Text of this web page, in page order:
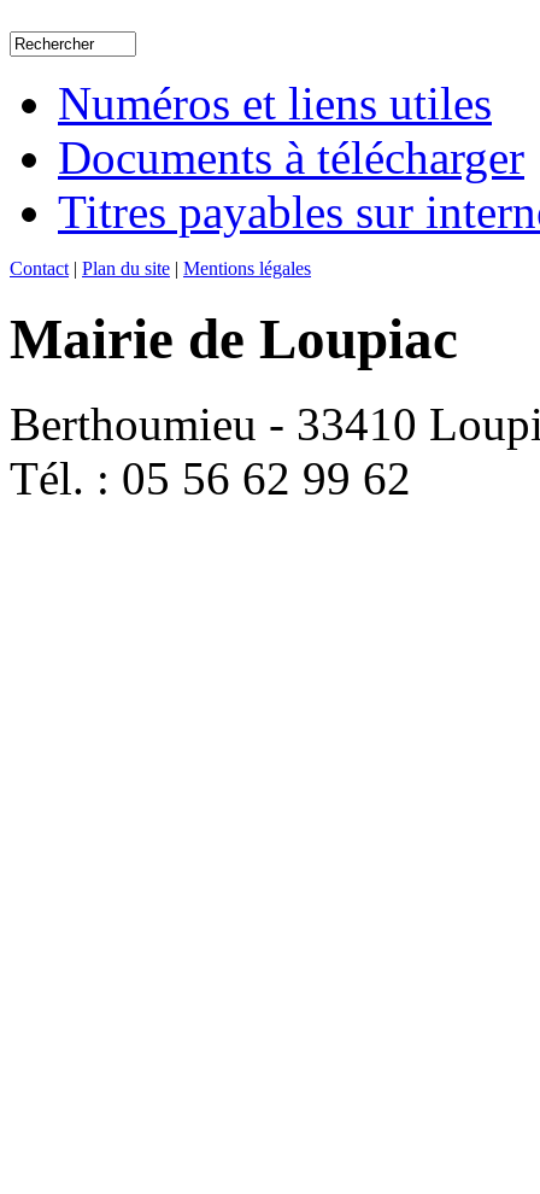
Numéros et liens utiles
Documents à télécharger
Titres payables sur
Contact | Plan du site | Mentions légales
Mairie de Loupiac
Berthoumieu - 33410
Tél. : 05 56 62 99 62